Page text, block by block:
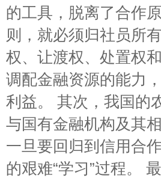
的工具，脱离了合作
则，就必须归社员所
权、让渡权、处置权
调配金融资源的能力
利益。 其次，我国的
与国有金融机构及其
一旦要回归到信用合
的艰难“学习”过程。